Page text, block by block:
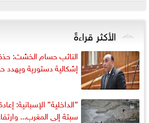
الأكثر قراءةً
النائب حسام الخشت: حذف
إشكالية دستورية
سبتة إلى المغرب...